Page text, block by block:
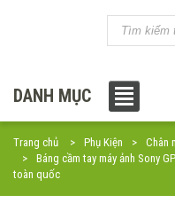
DANH MỤC
Trang chủ Phụ Kiện Chân
Báng cầm tay máy ảnh Sony
toàn quốc